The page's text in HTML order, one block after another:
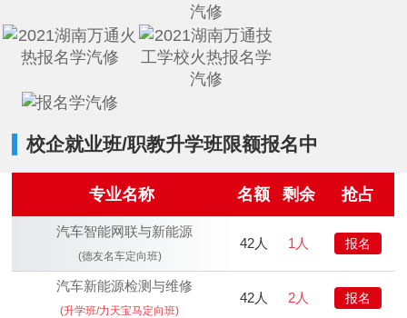
校企就业班/职教升学班限额报名中
专业名称 名额 剩余 抢占
汽车智能网联与新能源
(德友名车定向班)
42人 1人 报名
汽车新能源检测与维修
(升学班/力天宝马定向班)
42人 2人 报名